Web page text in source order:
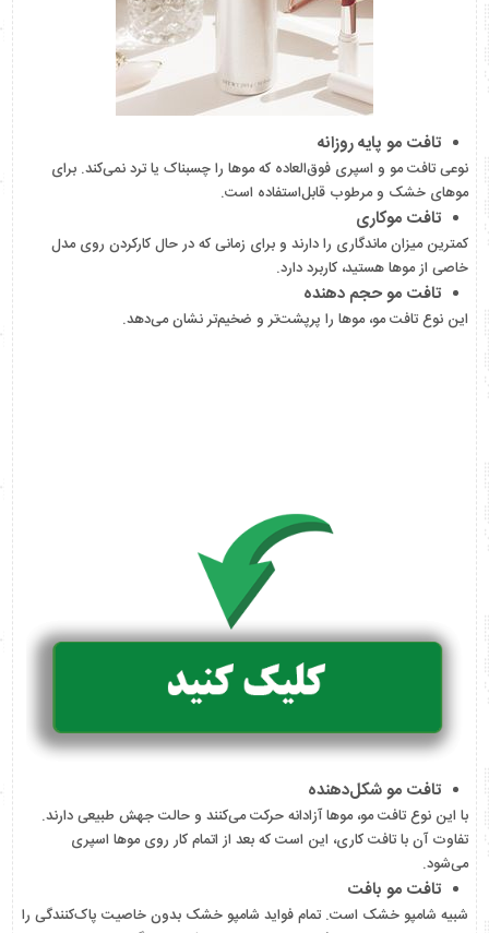
تافت مو پایه روزانه
نوعی تافت مو و اسپری فوق‌العاده که موها را چسبناک یا ترد نمی‌کند. برای
موهای خشک و مرطوب قابل‌استفاده است.
تافت موکاری
کمترین میزان ماندگاری را دارند و برای زمانی که در حال کارکردن روی مدل
خاصی از موها هستید، کاربرد دارد.
تافت مو حجم دهنده
این نوع تافت مو، موها را پرپشت‌تر و ضخیم‌تر نشان می‌دهد.
تافت مو شکل‌دهنده
با این نوع تافت مو، موها آزادانه حرکت می‌کنند و حالت جهش طبیعی دارند.
تفاوت آن با تافت کاری، این است که بعد از اتمام کار روی موها اسپری
می‌شود.
تافت مو بافت
شبیه شامپو خشک است. تمام فواید شامپو خشک بدون خاصیت پاک‌کنندگی را